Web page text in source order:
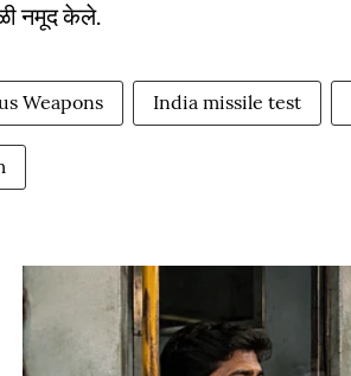
नमूद केले.
Weapons India missile test